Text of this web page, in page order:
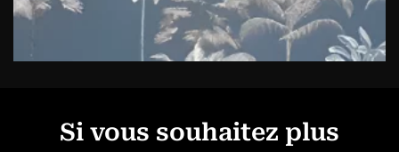
Si vous souhaitez plus